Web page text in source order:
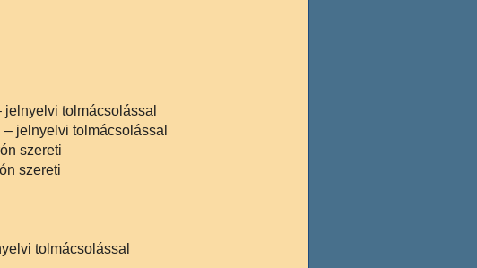
jelnyelvi tolmácsolással
jelnyelvi tolmácsolással
szereti
szereti
tolmácsolással